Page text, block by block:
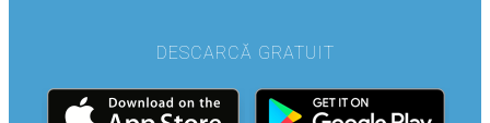
DESCARCĂ GRATUIT